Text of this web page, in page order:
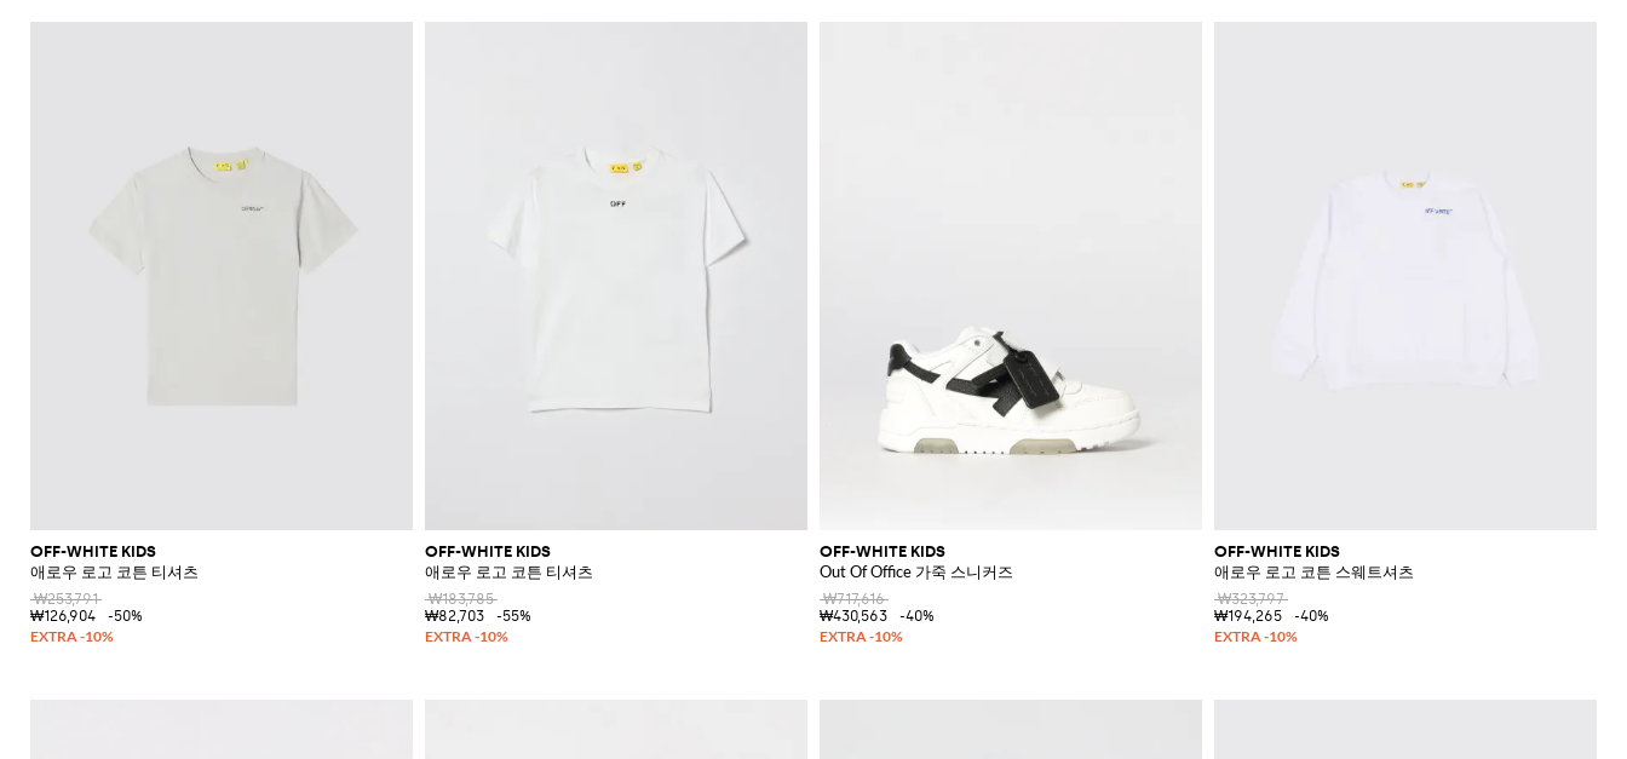
OFF-WHITE KIDS
애로우 로고 코튼 티셔츠
₩253,791
₩126,904
-50%
OFF-WHITE KIDS
애로우 로고 코튼 티셔츠
₩183,785
₩82,703
-55%
OFF-WHITE KIDS
Out Of Office 가죽 스니커즈
₩717,616
₩430,563
-40%
OFF-WHITE KIDS
애로우 로고 코튼 스웨트셔츠
₩323,797
₩194,265
-40%